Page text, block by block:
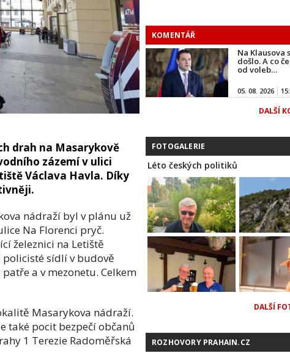
drah na Masarykově
zázemí v ulici
Václava Havla. Díky
nádraží byl v plánu už
Na Florenci pryč.
železnici na Letiště
policisté sídlí v budově
a v mezonetu. Celkem
Masarykova nádraží.
také pocit bezpečí občanů
1 Terezie Radoměřská
KOMENTÁŘ
Na Klausova
došlo. A co
od voleb…
05. 08. 2026
DALŠÍ
FOTOGALERIE
Léto českých politiků
DALŠÍ
ROZHOVORY PRAHAIN.CZ